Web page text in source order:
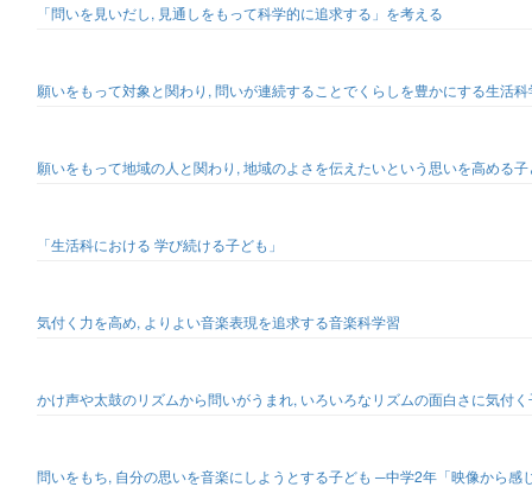
「問いを見いだし, 見通しをもって科学的に追求する」を考える
願いをもって対象と関わり, 問いが連続することでくらしを豊かにする生活
願いをもって地域の人と関わり, 地域のよさを伝えたいという思いを高める
「生活科における 学び続ける子ども」
気付く力を高め, よりよい音楽表現を追求する音楽科学習
かけ声や太鼓のリズムから問いがうまれ, いろいろなリズムの面白さに気付
問いをもち, 自分の思いを音楽にしようとする子ども ─中学2年「映像から